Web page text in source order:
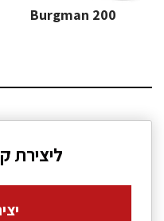
Burgman 200
ליצירת